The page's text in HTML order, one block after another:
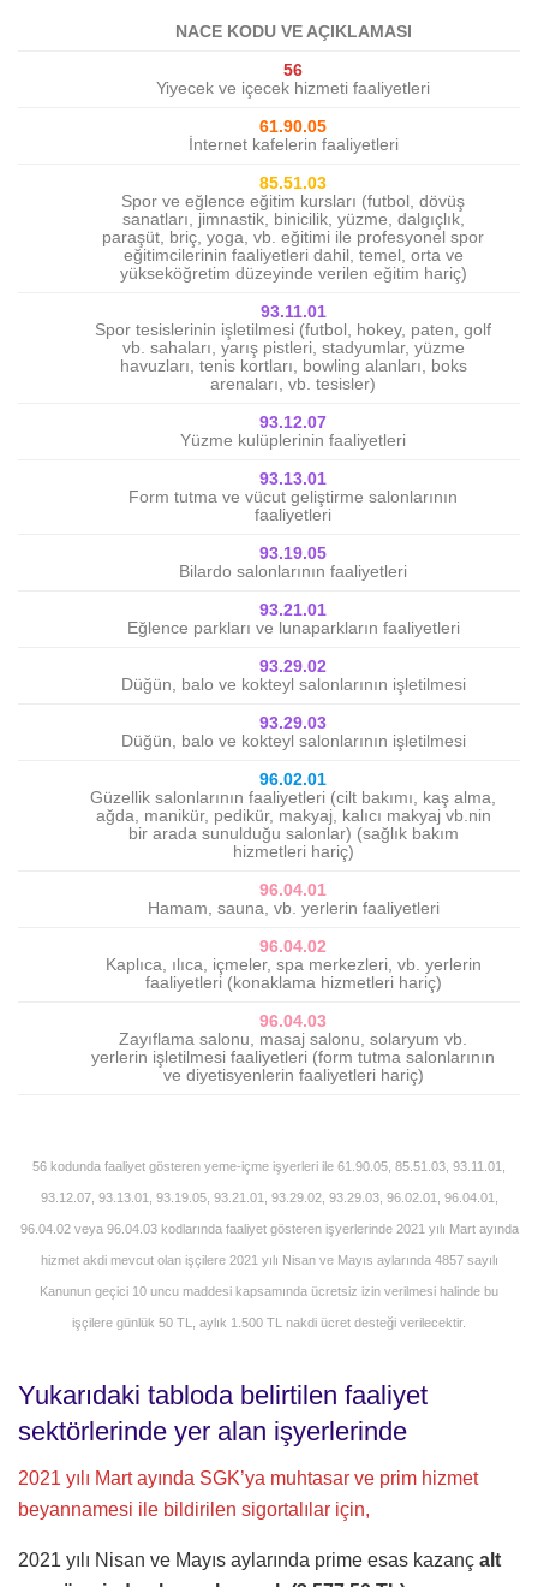
NACE KODU VE AÇIKLAMASI
56
Yiyecek ve içecek hizmeti faaliyetleri
61.90.05
İnternet kafelerin faaliyetleri
85.51.03
Spor ve eğlence eğitim kursları (futbol, dövüş
sanatları, jimnastik, binicilik, yüzme, dalgıçlık,
paraşüt, briç, yoga, vb. eğitimi ile profesyonel spor
eğitimcilerinin faaliyetleri dahil, temel, orta ve
yükseköğretim düzeyinde verilen eğitim hariç)
93.11.01
Spor tesislerinin işletilmesi (futbol, hokey, paten, golf
vb. sahaları, yarış pistleri, stadyumlar, yüzme
havuzları, tenis kortları, bowling alanları, boks
arenaları, vb. tesisler)
93.12.07
Yüzme kulüplerinin faaliyetleri
93.13.01
Form tutma ve vücut geliştirme salonlarının
faaliyetleri
93.19.05
Bilardo salonlarının faaliyetleri
93.21.01
Eğlence parkları ve lunaparkların faaliyetleri
93.29.02
Düğün, balo ve kokteyl salonlarının işletilmesi
93.29.03
Düğün, balo ve kokteyl salonlarının işletilmesi
96.02.01
Güzellik salonlarının faaliyetleri (cilt bakımı, kaş alma,
ağda, manikür, pedikür, makyaj, kalıcı makyaj vb.nin
bir arada sunulduğu salonlar) (sağlık bakım
hizmetleri hariç)
96.04.01
Hamam, sauna, vb. yerlerin faaliyetleri
96.04.02
Kaplıca, ılıca, içmeler, spa merkezleri, vb. yerlerin
faaliyetleri (konaklama hizmetleri hariç)
96.04.03
Zayıflama salonu, masaj salonu, solaryum vb.
yerlerin işletilmesi faaliyetleri (form tutma salonlarının
ve diyetisyenlerin faaliyetleri hariç)
56 kodunda faaliyet gösteren yeme-içme işyerleri ile 61.90.05, 85.51.03, 93.11.01,
93.12.07, 93.13.01, 93.19.05, 93.21.01, 93.29.02, 93.29.03, 96.02.01, 96.04.01,
96.04.02 veya 96.04.03 kodlarında faaliyet gösteren işyerlerinde 2021 yılı Mart ayında
hizmet akdi mevcut olan işçilere 2021 yılı Nisan ve Mayıs aylarında 4857 sayılı
Kanunun geçici 10 uncu maddesi kapsamında ücretsiz izin verilmesi halinde bu
işçilere günlük 50 TL, aylık 1.500 TL nakdi ücret desteği verilecektir.
Yukarıdaki tabloda belirtilen faaliyet
sektörlerinde yer alan işyerlerinde
2021 yılı Mart ayında SGK’ya muhtasar ve prim hizmet
beyannamesi ile bildirilen sigortalılar için,
2021 yılı Nisan ve Mayıs aylarında prime esas kazanç alt